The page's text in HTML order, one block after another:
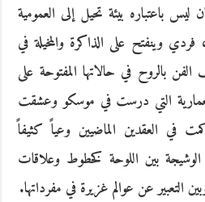
ليس باعتباره بيئة تحيل إلى العمومية
وينفتح على الذاكرة والمخيلة في
بالروح في حالاتها المفتوحة على
التي درست في موسكو وعشقت
في العقدين الماضيين وعياً كثيفاً
الوشيجة بين اللوحة كخطوط وعلاقات
التعبير عن عوالم غزيرة في مفرداتها.